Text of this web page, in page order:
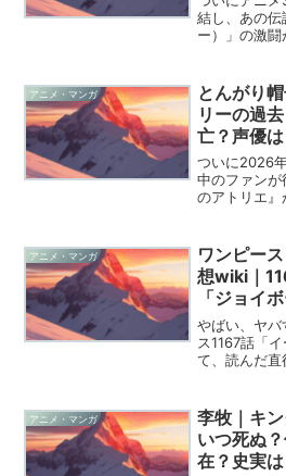
結し、あの伝
ー）」の激闘
ころを知ら
「デザート
アニメ・マンガ
とんがり
リーの過
亡？声優は
ついに2026
中のファン
のアトリエ』
ングでも堂々
さとミステ
アニメ・マンガ
ワンピー
想wiki｜
「ジョイボ
やばい、ヤバ
ス1167話「
て、読んだ直
せているん
せん！今週
アニメ・マンガ
李牧｜キ
いつ死ぬ
在？史実は